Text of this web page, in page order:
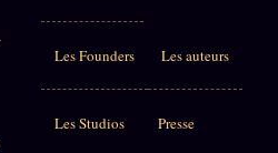
Les Founders Les auteurs
Les Studios Presse